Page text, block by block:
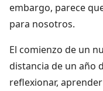
embargo, parece
para nosotros.
El comienzo de un
distancia de un año
reflexionar,